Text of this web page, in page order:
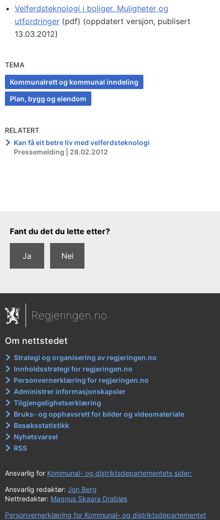
Velferdsteknologi i boliger. Muligheter og
utfordringer (pdf) (oppdatert versjon, publisert
13.03.2012)
TEMA
Kommunalrett og kommunal inndeling
Plan, bygg og eiendom
RELATERT
Kan få eit betre liv med velferdsteknologi
Pressemelding | 28.02.2012
Tilbakemeldingsskjema
Fant du det du lette etter?
Ja Nei
Regjeringen.no
Om nettstedet
Strategi og organisering av regjeringen.no
Innholdsstrategi for regjeringen.no
Personvernerklæring for regjeringen.no
Administrer informasjonskapsler
Tilgjengelighetserklæring
Bruks- og opphavsrett for bilder og videomateriale
Besøksstatistikk
Nyhetsvarsel
RSS
Ansvarlig for Kommunal- og distriktsdepartementets sider:
Ansvarlig redaktør: Jon Berg
Nettredaktør: Magnus Skaara Drabløs
Personvernerklæring for Kommunal- og distriktsdepartementet